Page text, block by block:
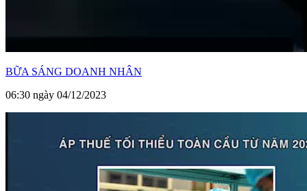
BỮA SÁNG DOANH NHÂN
06:30 ngày 04/12/2023